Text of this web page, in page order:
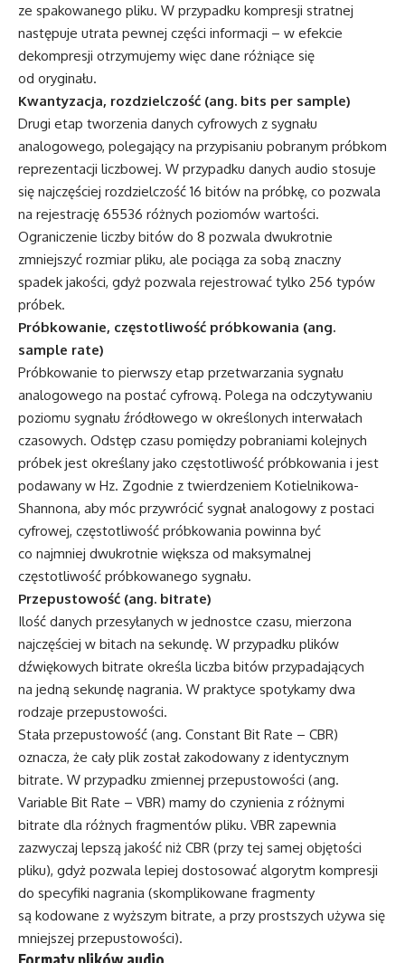
ze spakowanego pliku. W przypadku kompresji stratnej
następuje utrata pewnej części informacji – w efekcie
dekompresji otrzymujemy więc dane różniące się
od oryginału.
Kwantyzacja, rozdzielczość (ang. bits per sample)
Drugi etap tworzenia danych cyfrowych z sygnału
analogowego, polegający na przypisaniu pobranym próbkom
reprezentacji liczbowej. W przypadku danych audio stosuje
się najczęściej rozdzielczość 16 bitów na próbkę, co pozwala
na rejestrację 65536 różnych poziomów wartości.
Ograniczenie liczby bitów do 8 pozwala dwukrotnie
zmniejszyć rozmiar pliku, ale pociąga za sobą znaczny
spadek jakości, gdyż pozwala rejestrować tylko 256 typów
próbek.
Próbkowanie, częstotliwość próbkowania (ang.
sample rate)
Próbkowanie to pierwszy etap przetwarzania sygnału
analogowego na postać cyfrową. Polega na odczytywaniu
poziomu sygnału źródłowego w określonych interwałach
czasowych. Odstęp czasu pomiędzy pobraniami kolejnych
próbek jest określany jako częstotliwość próbkowania i jest
podawany w Hz. Zgodnie z twierdzeniem Kotielnikowa-
Shannona, aby móc przywrócić sygnał analogowy z postaci
cyfrowej, częstotliwość próbkowania powinna być
co najmniej dwukrotnie większa od maksymalnej
częstotliwość próbkowanego sygnału.
Przepustowość (ang. bitrate)
Ilość danych przesyłanych w jednostce czasu, mierzona
najczęściej w bitach na sekundę. W przypadku plików
dźwiękowych bitrate określa liczba bitów przypadających
na jedną sekundę nagrania. W praktyce spotykamy dwa
rodzaje przepustowości.
Stała przepustowość (ang. Constant Bit Rate – CBR)
oznacza, że cały plik został zakodowany z identycznym
bitrate. W przypadku zmiennej przepustowości (ang.
Variable Bit Rate – VBR) mamy do czynienia z różnymi
bitrate dla różnych fragmentów pliku. VBR zapewnia
zazwyczaj lepszą jakość niż CBR (przy tej samej objętości
pliku), gdyż pozwala lepiej dostosować algorytm kompresji
do specyfiki nagrania (skomplikowane fragmenty
są kodowane z wyższym bitrate, a przy prostszych używa się
mniejszej przepustowości).
Formaty plików audio